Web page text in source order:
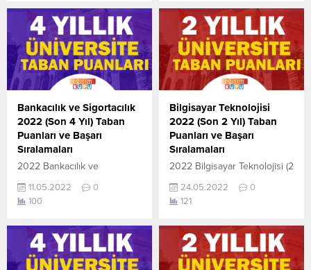
tablodan ulaşabilirsiniz.
Sosyal Medya Yöneticiliği (2
Yıllık) sıralama.2022 TYT AYT
(YKS) Taban Puanları,
Kontenjanları ve Başarı
Sıralamaları aşağıdaki
gibidir. Bu puanlar 2021 ve
2020 yılına ait önlisans (iki
yıllık )üniversite yerleştirme
puanlarıdır. Sayfamızdaki
sıralama.2022 TYT AYT (YKS)
Taban Puanları, Kontenjanları
ve Başarı Sıralamaları
aşağıdaki gibidir. Bu puanlar
2021 ve 2020 yılına ait
önlisans (iki yıllık )üniversite
yerleştirme
puanlarıdır. Sayfamızdaki
verilerin tamamı ÖSYM ve...
Bankacılık ve Sigortacılık
2022 (Son 4 Yıl) Taban
Puanları ve Başarı
Sıralamaları
2022 Bankacılık ve
başarı sıralamaları açıklandı.
En güncel haline aşağıdaki
TYT AYT (YKS) Taban
Puanları ve Başarı
Sıralamaları son 4 yıla ait
11.05.2022
0
100
Bilgisayar Teknolojisi
2022 (Son 2 Yıl) Taban
Puanları ve Başarı
Sıralamaları
2022 Bilgisayar Teknolojisi (2
başarı sıralamaları açıklandı.
En güncel haline aşağıdaki
Bilgisayar Teknolojisi (2 Yıllık)
sıralama.2022 TYT AYT (YKS)
Taban Puanları, Kontenjanları
24.05.2022
0
121